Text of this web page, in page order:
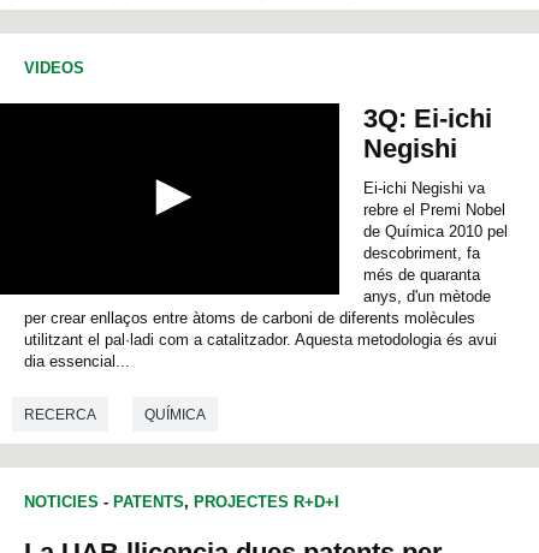
VIDEOS
3Q: Ei-ichi
Negishi
Ei-ichi Negishi va
rebre el Premi Nobel
de Química 2010 pel
descobriment, fa
més de quaranta
anys, d'un mètode
per crear enllaços entre àtoms de carboni de diferents molècules
utilitzant el pal·ladi com a catalitzador. Aquesta metodologia és avui
dia essencial...
RECERCA QUÍMICA
NOTICIES - PATENTS, PROJECTES R+D+I